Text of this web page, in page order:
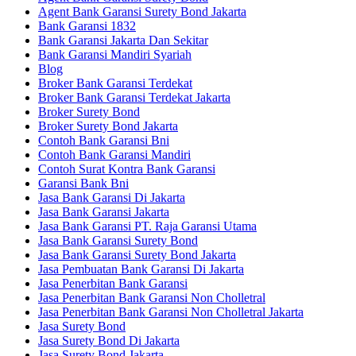
Agent Bank Garansi Surety Bond Jakarta
Bank Garansi 1832
Bank Garansi Jakarta Dan Sekitar
Bank Garansi Mandiri Syariah
Blog
Broker Bank Garansi Terdekat
Broker Bank Garansi Terdekat Jakarta
Broker Surety Bond
Broker Surety Bond Jakarta
Contoh Bank Garansi Bni
Contoh Bank Garansi Mandiri
Contoh Surat Kontra Bank Garansi
Garansi Bank Bni
Jasa Bank Garansi Di Jakarta
Jasa Bank Garansi Jakarta
Jasa Bank Garansi PT. Raja Garansi Utama
Jasa Bank Garansi Surety Bond
Jasa Bank Garansi Surety Bond Jakarta
Jasa Pembuatan Bank Garansi Di Jakarta
Jasa Penerbitan Bank Garansi
Jasa Penerbitan Bank Garansi Non Cholletral
Jasa Penerbitan Bank Garansi Non Cholletral Jakarta
Jasa Surety Bond
Jasa Surety Bond Di Jakarta